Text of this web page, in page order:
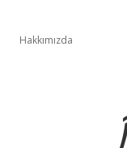
Hakkımızda